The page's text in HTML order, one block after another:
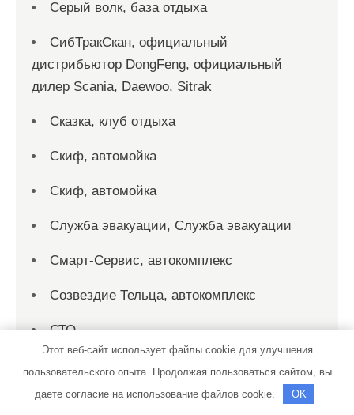
Серый волк, база отдыха
СибТракСкан, официальный
дистрибьютор DongFeng, официальный
дилер Scania, Daewoo, Sitrak
Сказка, клуб отдыха
Скиф, автомойка
Скиф, автомойка
Служба эвакуации, Служба эвакуации
Смарт-Сервис, автокомплекс
Созвездие Тельца, автокомплекс
СТО
СТО на Мельничной
СТО на Мельничной
Этот веб-сайт использует файлы cookie для улучшения
пользовательского опыта. Продолжая пользоваться сайтом, вы
даете согласие на использование файлов cookie.
OK